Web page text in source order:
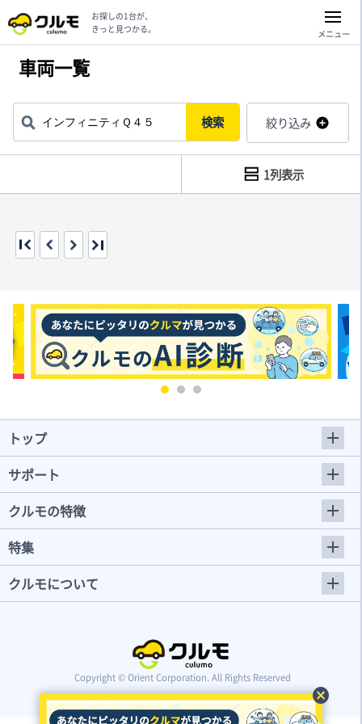
cancel
お探しの1台が、
きっと見つかる。
メニュー
車両一覧
検索 絞り込み
1列表示
トップ
サポート
クルモの特徴
特集
クルモについて
Copyright © Orient Corporation. All Rights Reserved